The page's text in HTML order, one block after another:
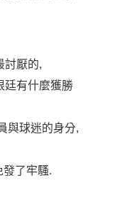
討厭的,
廷有什麼獲勝
與球迷的身分,
發了牢騷.